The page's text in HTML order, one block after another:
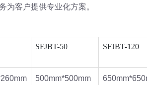
为客户提供专业化方案。
SFJBT-50 SFJBT-120
500mm*500mm